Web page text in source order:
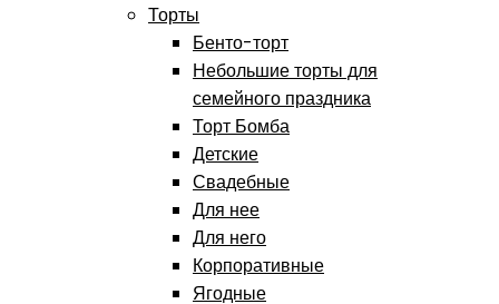
Торты
Бенто-торт
Небольшие торты для
семейного праздника
Торт Бомба
Детские
Свадебные
Для нее
Для него
Корпоративные
Ягодные